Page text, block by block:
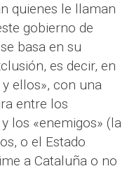
quienes le llaman
gobierno de
basa en su
es decir, en
ellos», con una
entre los
los «enemigos» (la
o el Estado
a Cataluña o no